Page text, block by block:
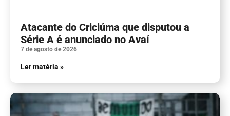
Atacante do Criciúma que disputou a
Série A é anunciado no Avaí
7 de agosto de 2026
Ler matéria »